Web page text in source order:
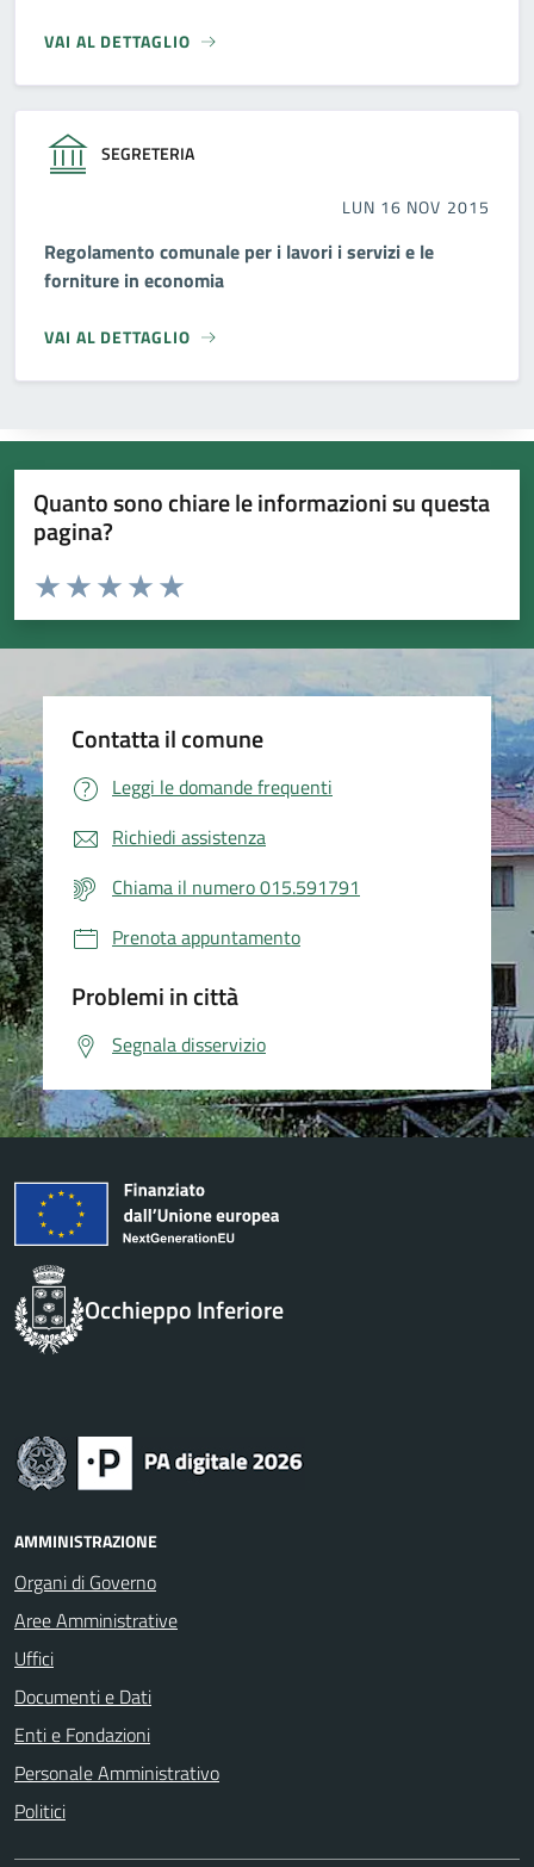
VAI AL DETTAGLIO
SEGRETERIA
LUN 16 NOV 2015
Regolamento comunale per i lavori i servizi e le
forniture in economia
VAI AL DETTAGLIO
Quanto sono chiare le informazioni su questa
pagina?
Valuta da 1 a 5 stelle la pagina
Valuta 5 stelle su 5
Valuta 4 stelle su 5
Valuta 3 stelle su 5
Valuta 2 stelle su 5
Valuta 1 stelle su 5
Contatta il comune
Leggi le domande frequenti
Richiedi assistenza
Chiama il numero 015.591791
Prenota appuntamento
Problemi in città
Segnala disservizio
Occhieppo Inferiore
AMMINISTRAZIONE
Organi di Governo
Aree Amministrative
Uffici
Documenti e Dati
Enti e Fondazioni
Personale Amministrativo
Politici